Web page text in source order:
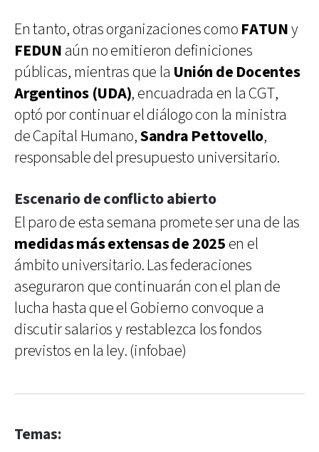
En tanto, otras organizaciones como FATUNy
FEDUN aún no emitieron definiciones
públicas, mientras que la Unión de Docentes
Argentinos (UDA), encuadrada en la CGT,
optó por continuar el diálogo con la ministra
de Capital Humano,Sandra Pettovello,
responsable del presupuesto universitario.
Escenario de conflicto abierto
El paro de esta semana promete ser una de las
medidas más extensas de 2025 en el
ámbito universitario. Las federaciones
aseguraron que continuarán con el plan de
lucha hasta que el Gobierno convoque a
discutir salarios y restablezca los fondos
previstos en la ley. (infobae)
Temas: